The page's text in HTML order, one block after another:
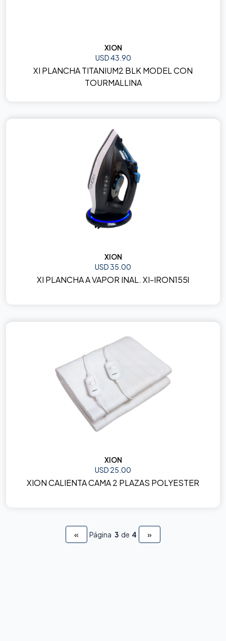
XION
USD 43.90
XI PLANCHA TITANIUM2 BLK MODEL CON
TOURMALLINA
XION
USD 35.00
XI PLANCHA A VAPOR INAL. XI-IRON155l
XION
USD 25.00
XION CALIENTA CAMA 2 PLAZAS POLYESTER
« Página 3 de 4 »